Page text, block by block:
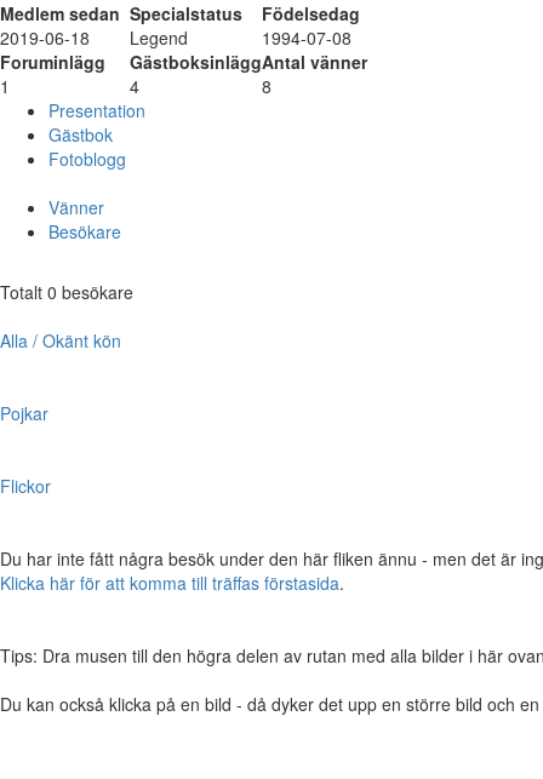
Medlem sedan Specialstatus
Födelsedag
2019-06-18
Legend
1994-07-08
Foruminlägg
GästboksinläggAntal vänner
1
4
8
Presentation
Gästbok
Fotoblogg
Vänner
Besökare
Totalt 0 besökare
Alla / Okänt kön
Pojkar
Flickor
Du har inte fått några besök under den här fliken ännu - men det är
Klicka här för att komma till träffas förstasida.
Tips: Dra musen till den högra delen av rutan med alla bilder i här
Du kan också klicka på en bild - då dyker det upp en större bild och